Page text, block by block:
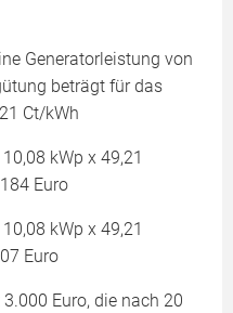
Generatorleistung von
beträgt für das
Ct/kWh
kWp x 49,21
Euro
kWp x 49,21
Euro
Euro, die nach 20